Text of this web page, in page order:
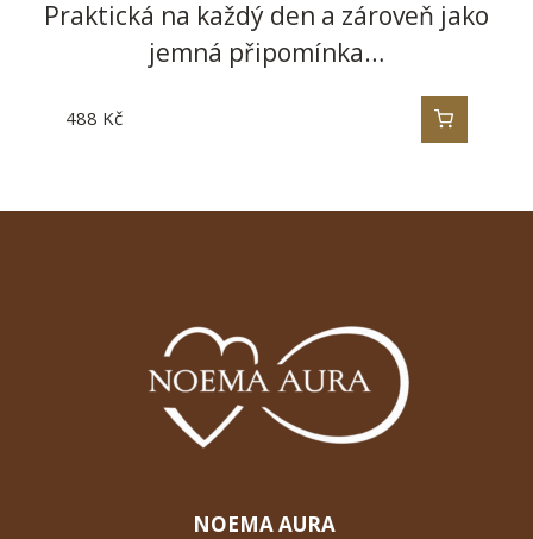
Praktická na každý den a zároveň jako
jemná připomínka…
488 Kč
NOEMA AURA